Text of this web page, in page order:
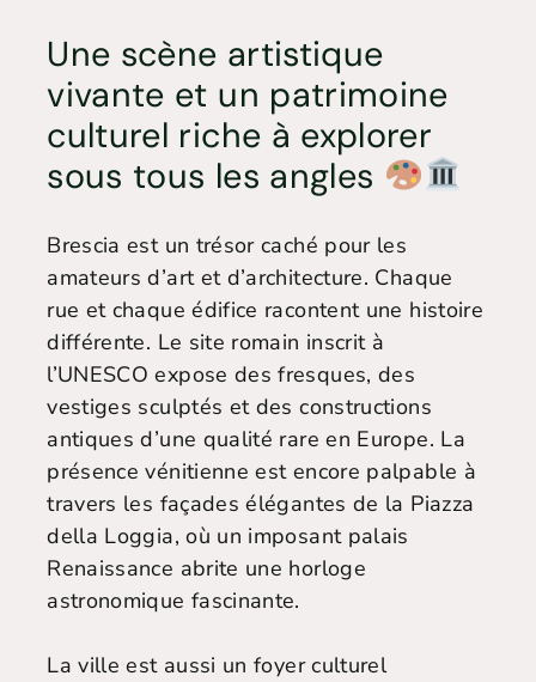
Une scène artistique
vivante et un patrimoine
culturel riche à explorer
sous tous les angles
Brescia est un trésor caché pour les
amateurs d’art et d’architecture. Chaque
rue et chaque édifice racontent une histoire
différente. Le site romain inscrit à
l’UNESCO expose des fresques, des
vestiges sculptés et des constructions
antiques d’une qualité rare en Europe. La
présence vénitienne est encore palpable à
travers les façades élégantes de la Piazza
della Loggia, où un imposant palais
Renaissance abrite une horloge
astronomique fascinante.
La ville est aussi un foyer culturel